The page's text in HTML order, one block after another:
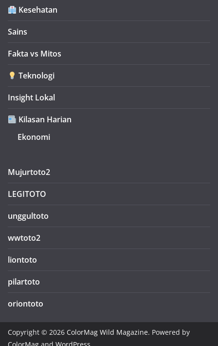
Kesehatan
Sains
Fakta vs Mitos
Teknologi
Insight Lokal
Kilasan Harian
Ekonomi
Mujurtoto2
LEGITOTO
unggultoto
wwtoto2
liontoto
pilartoto
oriontoto
Copyright © 2026 ColorMag Wild Magazine. Powered by